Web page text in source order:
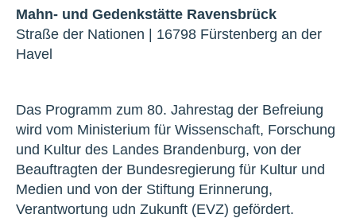
Mahn- und Gedenkstätte Ravensbrück
Straße der Nationen | 16798 Fürstenberg an der
Havel
Das Programm zum 80. Jahrestag der Befreiung
wird vom Ministerium für Wissenschaft, Forschung
und Kultur des Landes Brandenburg, von der
Beauftragten der Bundesregierung für Kultur und
Medien und von der Stiftung Erinnerung,
Verantwortung udn Zukunft (EVZ) gefördert.